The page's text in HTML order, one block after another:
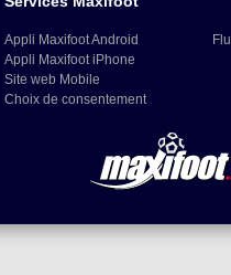
Appli Maxifoot Android
Appli Maxifoot iPhone
Site web Mobile
Choix de consentement